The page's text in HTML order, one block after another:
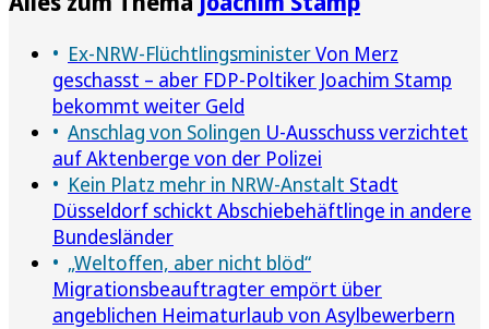
Ex-NRW-FlüchtlingsministerVon Merz
geschasst – aber FDP-Poltiker Joachim Stamp
bekommt weiter Geld
Anschlag von Solingen U-Ausschuss verzichtet
auf Aktenberge von der Polizei
Kein Platz mehr in NRW-Anstalt Stadt
Düsseldorf schickt Abschiebehäftlinge in andere
Bundesländer
„Weltoffen, aber nicht blöd“
Migrationsbeauftragter empört über
angeblichen Heimaturlaub von Asylbewerbern